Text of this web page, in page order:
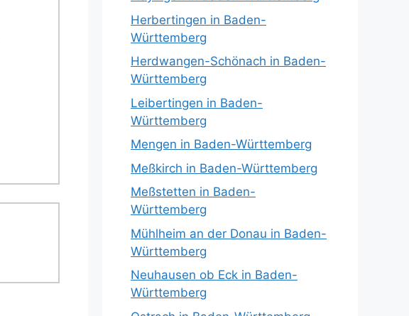
Herbertingen in Baden-
Württemberg
Herdwangen-Schönach in Baden-
Württemberg
Leibertingen in Baden-
Württemberg
Mengen in Baden-Württemberg
Meßkirch in Baden-Württemberg
Meßstetten in Baden-
Württemberg
Mühlheim an der Donau in Baden-
Württemberg
Neuhausen ob Eck in Baden-
Württemberg